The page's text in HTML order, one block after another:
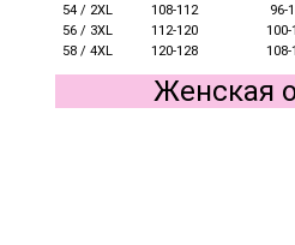
54 / 2XL
108-112 96-
56 / 3XL
112-120 100-
58 / 4XL
120-128 108-
Женская